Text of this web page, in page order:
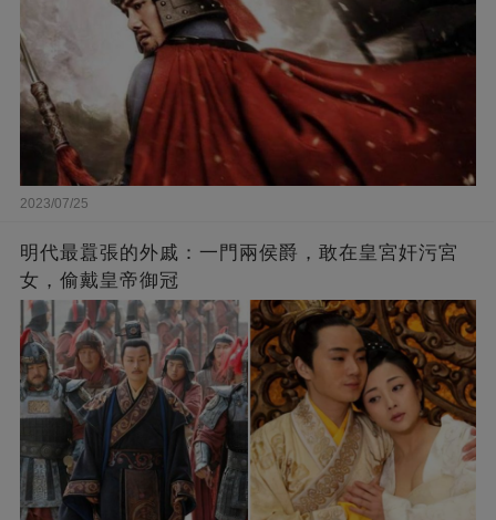
2023/07/25
​明代最囂張的外戚：一門兩侯爵，敢在皇宮奸污宮
女，偷戴皇帝御冠